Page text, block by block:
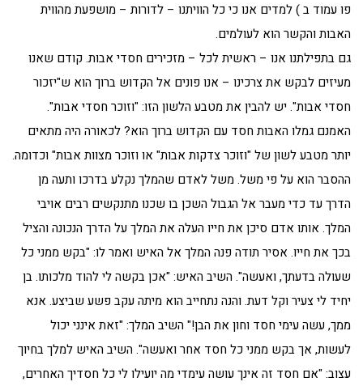
פו עמוד ב ) למדים אנו כי כל הוויתנו – לדורות – מושפעת מהווית
האבות והקשר הוא לעולמים.
גם בתפילתנו אנו – ראשית לכל – מזכירים חסדי אבות. קודם שאנו
מעיזים לבקש את צרכינו – אנו פונים אל הקדוש ברוך הוא ש"יזכור
חסדי אבות". יש להבין את מטבע הלשון הזו: "וזוכר חסדי אבות".
האמנם גמלו האבות חסד עם הקדוש ברוך הוא? לכאורה היה מתאים
יותר מטבע לשון של "וזוכר צדקות אבות" או וזוכר מצוות אבות" וכדומה.
ההסבר הוא על פי משל. משל לאדם שהמלך נקלע בדרכו ותעה מן
הדרך עד כדי מעבר אל הגבול השכן בו שכנו מתנקשים רבים אויבי
המלך. אותו אדם סיכן את חייו העלה את המלך על הדרך הנכונה והציל
בכך את חייו. אסיר תודה פנה המלך אל האיש ואמר לו: "בקש ממני כל
שעולה בדעתך, ואעשה". השיב האיש: "אכן בקשה לי להוד מלכותו. בן
יחיד לי צעיר וקל דעת. והנה נתחייב הוא מיתה עקב פשע שביצע. אנא
ממך, עשה עימי חסד וחון את הבן!" השיב המלך: "זאת אינני יכול
לעשות, אך בקש ממני כל חסד אחר ואעשה". השיב האיש למלך בחיוך
עצוב: "אם חסד זה אינך עושה עימדי מה יועילו לי כל חסדיך האחרים,